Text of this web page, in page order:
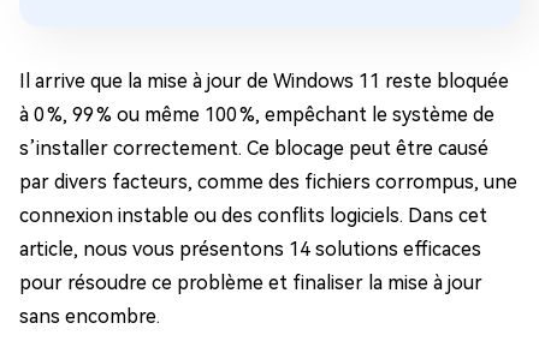
Il arrive que la mise à jour de Windows 11 reste bloquée
à 0 %, 99 % ou même 100 %, empêchant le système de
s’installer correctement. Ce blocage peut être causé
par divers facteurs, comme des fichiers corrompus, une
connexion instable ou des conflits logiciels. Dans cet
article, nous vous présentons 14 solutions efficaces
pour résoudre ce problème et finaliser la mise à jour
sans encombre.